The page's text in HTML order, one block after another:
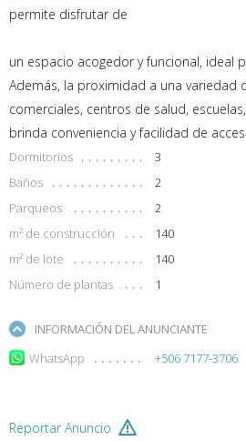
permite disfrutar de
un espacio acogedor y funcional, ideal
Además, la proximidad a una variedad
comerciales, centros de salud,
brinda conveniencia y facilidad de
Dormitorios
3
Baños
2
Parqueos
2
m² de construcción
140
m² de lote
140
Número de plantas
1
INFORMACIÓN DEL ANUNCIANTE
WhatsApp
+506 7177-3706
Reportar Anuncio